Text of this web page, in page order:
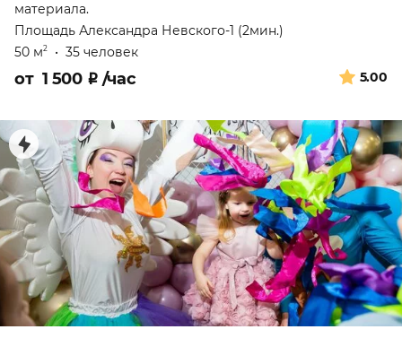
материала.
Площадь Александра Невского-1 (2мин.)
50 м2 • 35 человек
5.00
от 1 500 ₽ /час